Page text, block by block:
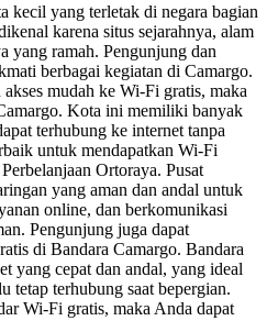
kecil yang terletak di negara bagian
karena situs sejarahnya, alam
yang ramah. Pengunjung dan
berbagai kegiatan di Camargo.
mudah ke Wi-Fi gratis, maka
Kota ini memiliki banyak
terhubung ke internet tanpa
untuk mendapatkan Wi-Fi
Ortoraya. Pusat
yang aman dan andal untuk
online, dan berkomunikasi
Pengunjung juga dapat
di Bandara Camargo. Bandara
yang cepat dan andal, yang ideal
tetap terhubung saat bepergian.
Wi-Fi gratis, maka Anda dapat